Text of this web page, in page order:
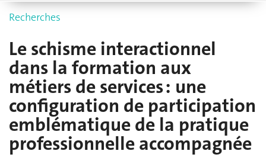
Recherches
Le schisme interactionnel
dans la formation aux
métiers de services : une
configuration de participation
emblématique de la pratique
professionnelle accompagnée